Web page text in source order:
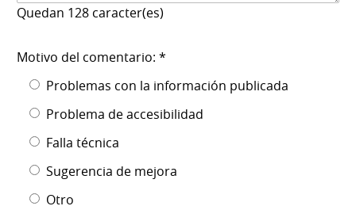
Quedan 128 caracter(es)
Motivo del comentario: *
Problemas con la información publicada
Problema de accesibilidad
Falla técnica
Sugerencia de mejora
Otro